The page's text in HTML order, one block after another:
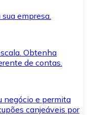
empresa.
Obtenha
de contas.
negócio e permita
canjeáveis por